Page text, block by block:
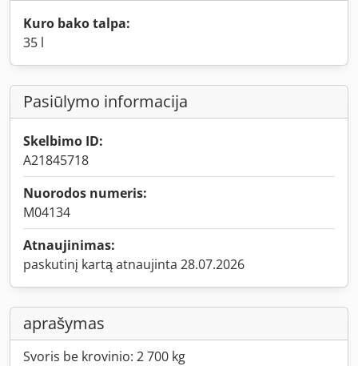
Kuro bako talpa:
35 l
Pasiūlymo informacija
Skelbimo ID:
A21845718
Nuorodos numeris:
M04134
Atnaujinimas:
paskutinį kartą atnaujinta 28.07.2026
aprašymas
Svoris be krovinio: 2 700 kg